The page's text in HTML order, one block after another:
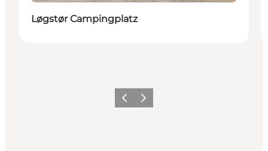
Løgstør Campingplatz
Vorherige Folie
Nächste Folie